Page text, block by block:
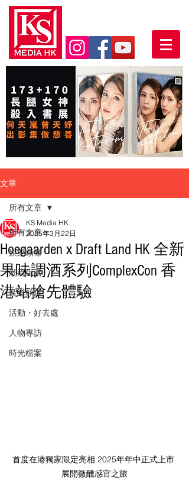
文章
所有文章
娛樂頭條
潮流生活
音樂頻道
活動・好去處
人物專訪
時光檔案
所有文章
Hoegaarden x Draft Land HK 全新
果味調酒系列ComplexCon 香
港站搶先體驗
KS Media HK
2025年3月22日
首度在港獨家限定亮相 2025年年中正式上市
展開微醺感官之旅